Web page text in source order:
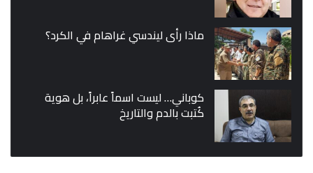
ماذا رأى ليندسي غراهام في الكرد؟
كوباني… ليست اسماً عابراً، بل هوية
كُتبت بالدم والتاريخ